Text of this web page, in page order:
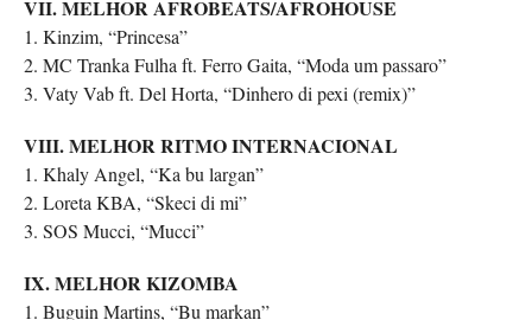
VII. MELHOR AFROBEATS/AFROHOUSE
1. Kinzim, “Princesa”
2. MC Tranka Fulha ft. Ferro Gaita, “Moda um passaro”
3. Vaty Vab ft. Del Horta, “Dinhero di pexi (remix)”
VIII. MELHOR RITMO INTERNACIONAL
1. Khaly Angel, “Ka bu largan”
2. Loreta KBA, “Skeci di mi”
3. SOS Mucci, “Mucci”
IX. MELHOR KIZOMBA
1. Buguin Martins, “Bu markan”